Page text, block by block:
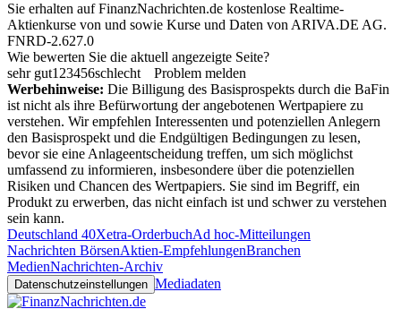
Sie erhalten auf FinanzNachrichten.de kostenlose Realtime-
Aktienkurse von und sowie Kurse und Daten von ARIVA.DE AG.
FNRD-2.627.0
Wie bewerten Sie die aktuell angezeigte Seite?
sehr gut1 23456schlecht
Problem melden
Werbehinweise: Die Billigung des Basisprospekts durch die BaFin
ist nicht als ihre Befürwortung der angebotenen Wertpapiere zu
verstehen. Wir empfehlen Interessenten und potenziellen Anlegern
den Basisprospekt und die Endgültigen Bedingungen zu lesen,
bevor sie eine Anlageentscheidung treffen, um sich möglichst
umfassend zu informieren, insbesondere über die potenziellen
Risiken und Chancen des Wertpapiers. Sie sind im Begriff, ein
Produkt zu erwerben, das nicht einfach ist und schwer zu verstehen
sein kann.
Deutschland 40Xetra-OrderbuchAd hoc-Mitteilungen
Nachrichten BörsenAktien-EmpfehlungenBranchen
MedienNachrichten-Archiv
Datenschutzeinstellungen Mediadaten